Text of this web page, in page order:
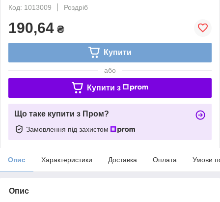
Код: 1013009
Роздріб
190,64 ₴
Купити
або
Купити з
Що таке купити з Пром?
Замовлення під захистом
Опис Характеристики Доставка Оплата Умови
Опис